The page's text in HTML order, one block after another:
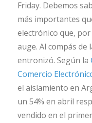
Friday. Debemos
más importantes
electrónico que,
auge. Al compás de
entronizó. Según la
Comercio
el aislamiento en
un 54% en abril
vendido en el